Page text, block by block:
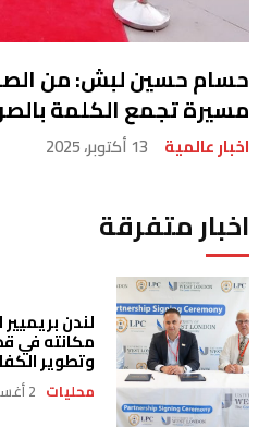
حسام حسين لبش: من
مسيرة تجمع الكلمة
اخبار عالمية 13 أكتوبر، 2025
اخبار متفرقة
لندن
مكانته في
وتطوير
محليات 2 أغسطس، 2026